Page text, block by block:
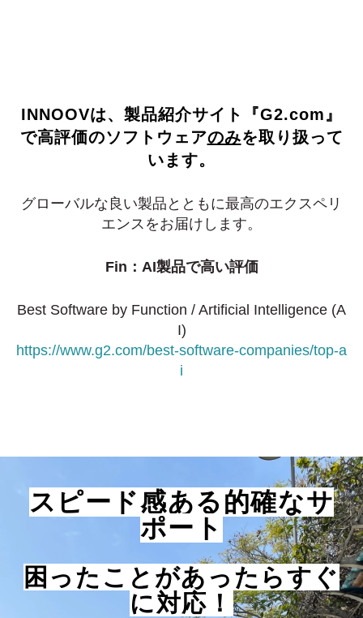
INNOOVは、製品紹介サイト『G2.com』
で高評価のソフトウェアのみを取り扱って
います。
グローバルな良い製品とともに最高のエクスペリ
エンスをお届けします。
Fin：AI製品で高い評価
Best Software by Function / Artificial Intelligence (A
I)
https://www.g2.com/best-software-companies/top-a
i
スピード感ある的確なサ
ポート
困ったことがあったらすぐ
に対応！